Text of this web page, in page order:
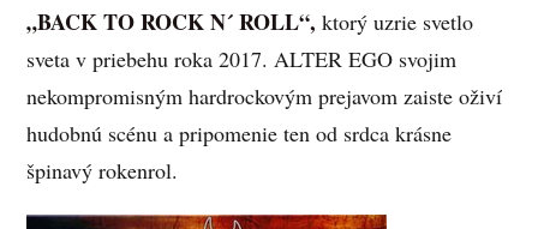
„BACK TO ROCK N´ ROLL“, ktorý uzrie svetlo
sveta v priebehu roka 2017. ALTER EGO svojim
nekompromisným hardrockovým prejavom zaiste oživí
hudobnú scénu a pripomenie ten od srdca krásne
špinavý rokenrol.